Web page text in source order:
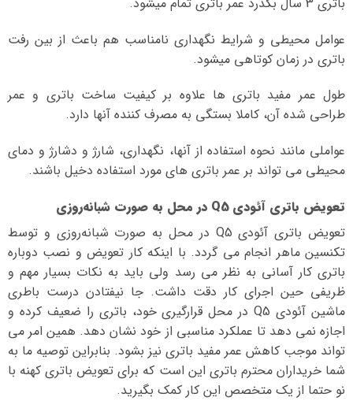
عوامل محیطی و شرایط نگهداری نامناسب هم باعث از بین رفت
باتری در زمان کوتاهی میشود.
طول عمر مفید باتری ها علاوه بر کیفیت ساخت باتری و عمر
طراحی شده آن، کاملا بستگی به مصرف کننده آنها دارد.
عواملی مانند نحوه استفاده از آنها، نگهداری، شارژ و دشارژ و دمای
محیطی می تواند بر عمر باتری های مورد استفاده دخیل باشند.
تعویض باتری آئودی Q5 در محل به صورت شبانه‌روزی
تعویض باتری آئودی Q5 در محل به صورت شبانه‌روزی و توسط
تکنسین ماهر انجام می گردد. با اینکه کار تعویض و نصب دوباره
باتری کار آسانی به نظر می رسد ولی باید به نکات بسیار مهم و
ظریفی حین اجرای کار دقت داشت. جا نیفتادن درست باطری
ماشین آئودی Q5 در محل قرارگیری خود، باتری را ضعیف کرده و
اجازه نمی دهد تا عملکرد مناسبی از خود نشان دهد. همین امر می
تواند موجب کاهش عمر مفید باتری نیز بشود. بنابراین توصیه ما به
شما خریداران محترم باتری این است که برای تعویض باتری کهنه با
نو حتما از یک متخصص این کار کمک بگیرید.